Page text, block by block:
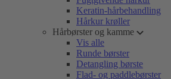
Keratin-hårbehandling
Hårkur krøller
Hårbørster og kamme
Vis alle
Runde børster
Detangling børste
Flad- og paddlebørster